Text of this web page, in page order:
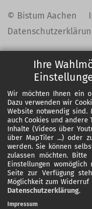
Ihre
Wir möchten Ihnen ein
Dazu verwenden wir
Website notwendig sind.
auch Cookies und andere
Inhalte (Videos über
über MapTiler ...) oder
werden. Sie können
zulassen möchten.
Einstellungen
Seite zur Verfügung
Möglichkeit zum
Datenschutzerklärung.
Impressum
© Bistum Aachen